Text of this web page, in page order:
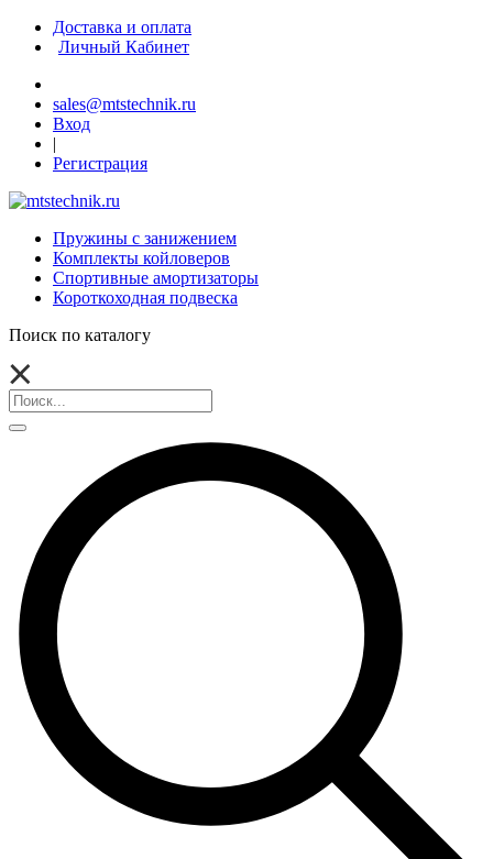
Доставка и оплата
Личный Кабинет
sales@mtstechnik.ru
Вход
|
Регистрация
Пружины с занижением
Комплекты койловеров
Спортивные амортизаторы
Короткоходная подвеска
Поиск по каталогу